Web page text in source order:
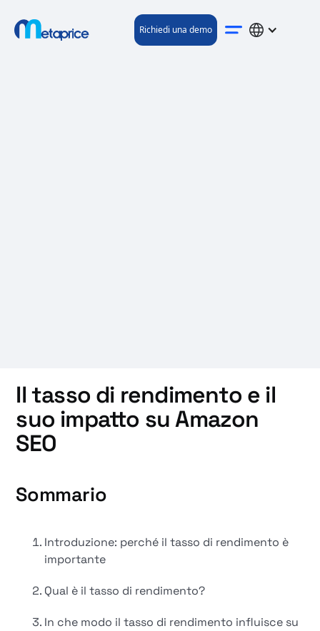
Richiedi una demo
Il tasso di rendimento e il
suo impatto su Amazon
SEO
Sommario
Introduzione: perché il tasso di rendimento è
importante
Qual è il tasso di rendimento?
In che modo il tasso di rendimento influisce su